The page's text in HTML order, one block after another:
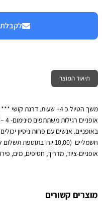
לקבלת
תיאור המוצר
באופניים. אנשים עם פחות ניסיון
חשמליים (10,00 יורו
אופניים-ציוד, מדריך, חטיפים, מים,
מוצרים קשורים